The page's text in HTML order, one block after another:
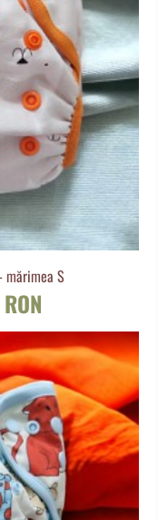
mărimea S